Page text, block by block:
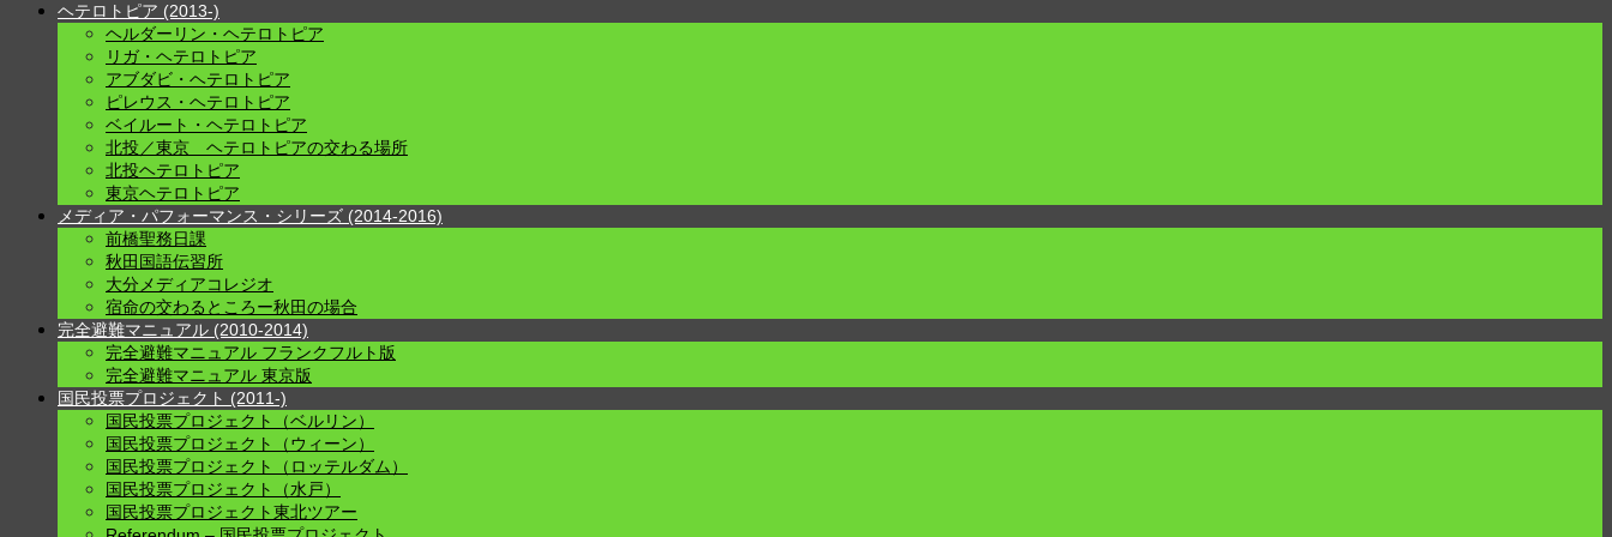
ヘテロトピア (2013-)
ヘルダーリン・ヘテロトピア
リガ・ヘテロトピア
アブダビ・ヘテロトピア
ピレウス・ヘテロトピア
ベイルート・ヘテロトピア
北投／東京 ヘテロトピアの交わる場所
北投ヘテロトピア
東京ヘテロトピア
メディア・パフォーマンス・シリーズ (2014-2016)
前橋聖務日課
秋田国語伝習所
大分メディアコレジオ
宿命の交わるところー秋田の場合
完全避難マニュアル (2010-2014)
完全避難マニュアル フランクフルト版
完全避難マニュアル 東京版
国民投票プロジェクト (2011-)
国民投票プロジェクト（ベルリン）
国民投票プロジェクト（ウィーン）
国民投票プロジェクト（ロッテルダム）
国民投票プロジェクト（水戸）
国民投票プロジェクト東北ツアー